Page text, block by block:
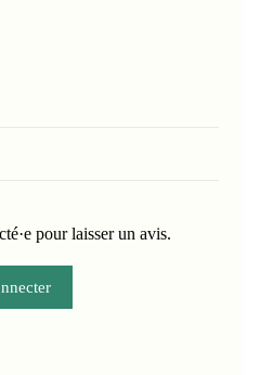
pour laisser un avis.